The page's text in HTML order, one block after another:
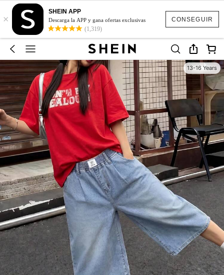
CONSEGUIR
×
SHEIN APP
Descarga la APP y gana ofertas exclusivas
(1,319)
13-16 Years